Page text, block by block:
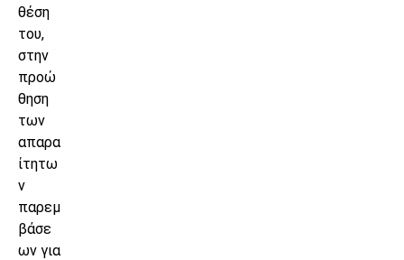
θέση
του,
στην
προώ
θηση
των
απαρα
ίτητω
ν
παρεμ
βάσε
ων για